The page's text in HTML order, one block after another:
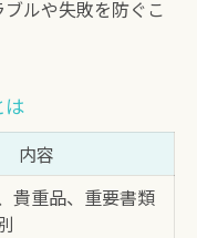
ット
ービス比較
ルや失敗を防ぐこ
は
内容
貴重品、重要書類